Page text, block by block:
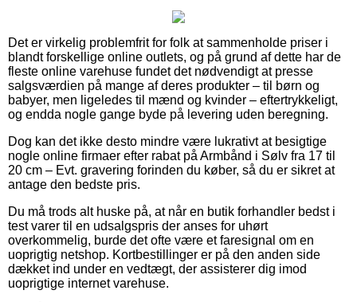
Det er virkelig problemfrit for folk at sammenholde priser i
blandt forskellige online outlets, og på grund af dette har de
fleste online varehuse fundet det nødvendigt at presse
salgsværdien på mange af deres produkter – til børn og
babyer, men ligeledes til mænd og kvinder – eftertrykkeligt,
og endda nogle gange byde på levering uden beregning.
Dog kan det ikke desto mindre være lukrativt at besigtige
nogle online firmaer efter rabat på Armbånd i Sølv fra 17 til
20 cm – Evt. gravering forinden du køber, så du er sikret at
antage den bedste pris.
Du må trods alt huske på, at når en butik forhandler bedst i
test varer til en udsalgspris der anses for uhørt
overkommelig, burde det ofte være et faresignal om en
uoprigtig netshop. Kortbestillinger er på den anden side
dækket ind under en vedtægt, der assisterer dig imod
uoprigtige internet varehuse.